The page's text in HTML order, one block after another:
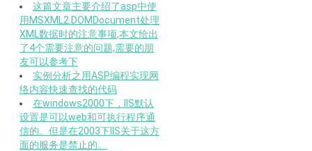
这篇文章主要介绍了asp中使
用MSXML2.DOMDocument处理
XML数据时的注意事项,本文给出
了4个需要注意的问题,需要的朋
友可以参考下
实例分析之用ASP编程实现网
络内容快速查找的代码
在windows2000下，IIS默认
设置是可以web和可执行程序通
信的。但是在2003下IIS关于这方
面的服务是禁止的。